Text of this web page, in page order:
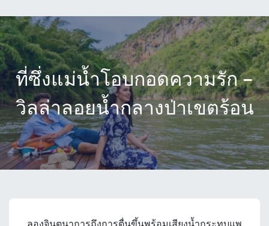
ที่ซึ่งแม่น้ำโอบกอดความรัก –
วิลล่าลอยน้ำกลางป่าเขตร้อน
ลองจินตนาการถึงการตื่นขึ้นพร้อมเสียงน้ำกระทบแพ